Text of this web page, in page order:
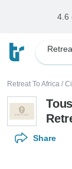
4.6
Retreat To Africa /
Share